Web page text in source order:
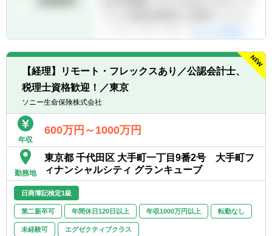
【経理】リモート・フレックスあり／公認会計士、
税理士資格歓迎！／東京
ソニー生命保険株式会社
年収
600万円～1000万円
勤務地
東京都 千代田区 大手町一丁目9番2号 大手町フ
ィナンシャルシティ グランキューブ
日商簿記検定1級
第二新卒可 年間休日120日以上 年収1000万円以上 転勤なし
未経験可 エグゼクティブクラス